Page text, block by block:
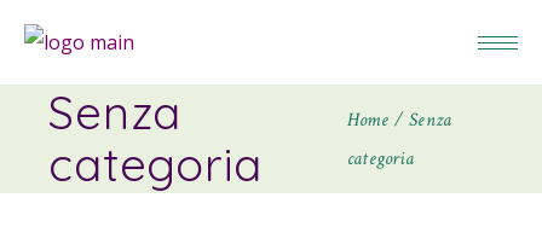
Senza
categoria
Home
Senza
categoria